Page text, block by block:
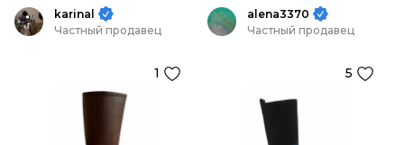
karinal
Частный продавец
1
alena3370
Частный продавец
5